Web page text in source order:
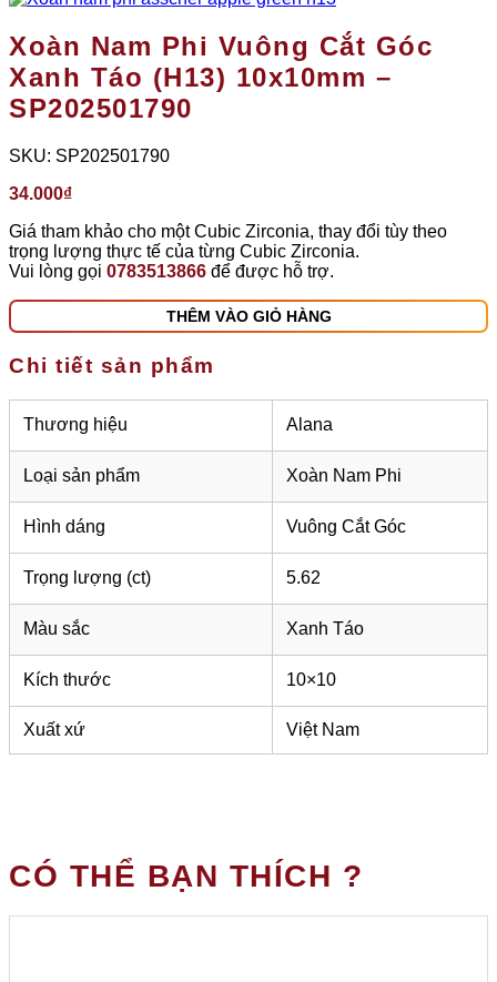
Xoàn Nam Phi Vuông Cắt Góc
Xanh Táo (H13) 10x10mm –
SP202501790
SKU: SP202501790
34.000₫
Giá tham khảo cho một Cubic Zirconia, thay đổi tùy theo
trọng lượng thực tế của từng Cubic Zirconia.
Vui lòng gọi 0783513866 để được hỗ trợ.
THÊM VÀO GIỎ HÀNG
Chi tiết sản phẩm
Thương hiệu Alana
Loại sản phẩm Xoàn Nam Phi
Hình dáng Vuông Cắt Góc
Trọng lượng (ct) 5.62
Màu sắc Xanh Táo
Kích thước 10×10
Xuất xứ Việt Nam
CÓ THỂ BẠN THÍCH ?